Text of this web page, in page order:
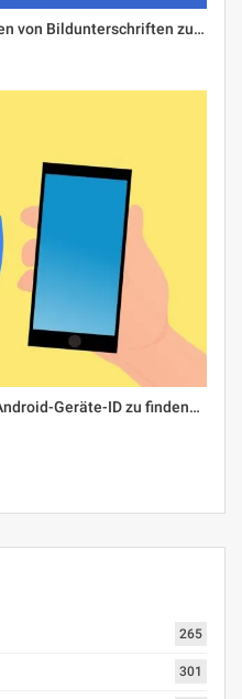
von Bildunterschriften zu…
Geräte-ID zu finden…
265
301